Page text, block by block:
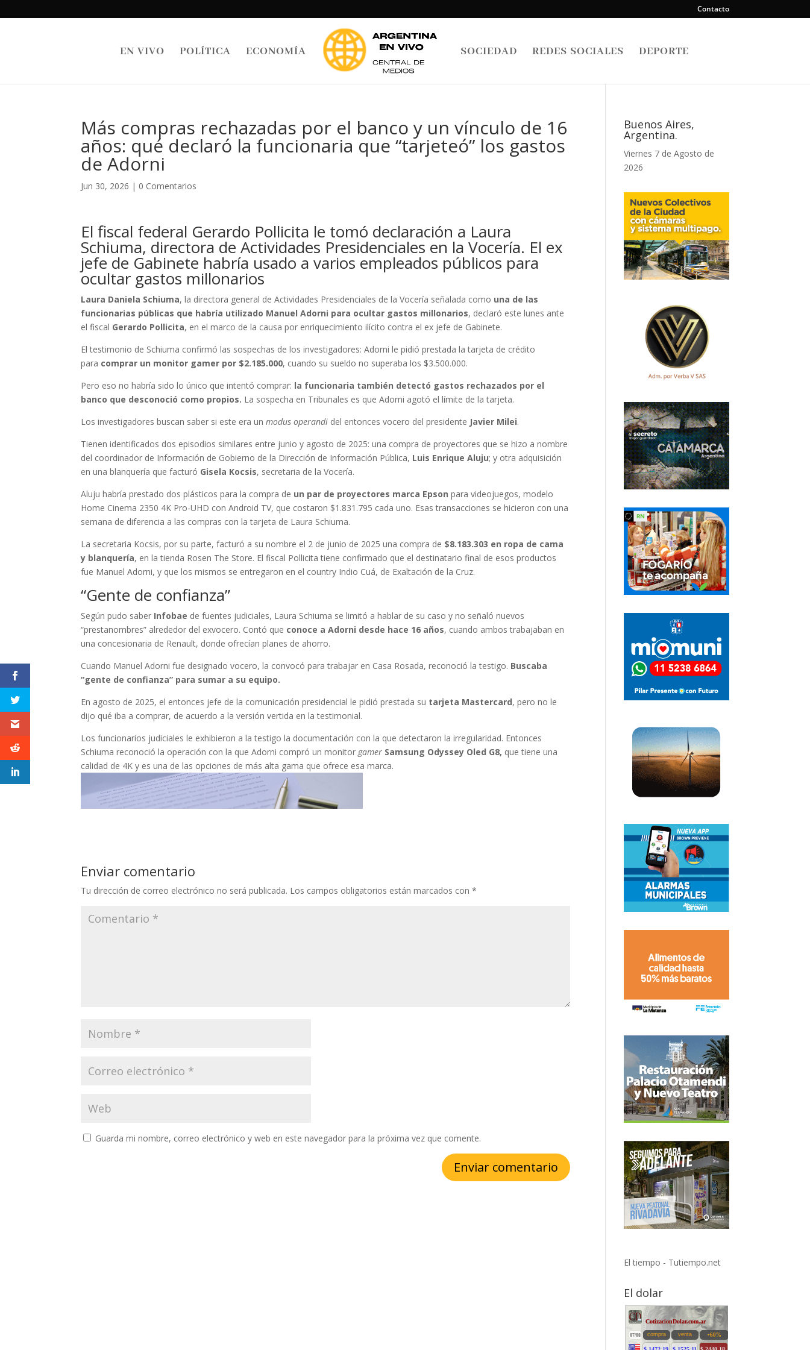
Contacto
EN VIVO POLÍTICA ECONOMÍA SOCIEDAD REDES SOCIALES DEPORTE
Más compras rechazadas por el banco y un vínculo de 16
años: qué declaró la funcionaria que “tarjeteó” los gastos
de Adorni
Jun 30, 2026 | 0 Comentarios
El fiscal federal Gerardo Pollicita le tomó declaración a Laura
Schiuma, directora de Actividades Presidenciales en la Vocería. El ex
jefe de Gabinete habría usado a varios empleados públicos para
ocultar gastos millonarios
Laura Daniela Schiuma, la directora general de Actividades Presidenciales de la Vocería señalada como una de las
funcionarias públicas que habría utilizado Manuel Adorni para ocultar gastos millonarios, declaró este lunes ante
el fiscal Gerardo Pollicita, en el marco de la causa por enriquecimiento ilícito contra el ex jefe de Gabinete.
El testimonio de Schiuma confirmó las sospechas de los investigadores: Adorni le pidió prestada la tarjeta de crédito
para comprar un monitor gamer por $2.185.000, cuando su sueldo no superaba los $3.500.000.
Pero eso no habría sido lo único que intentó comprar: la funcionaria también detectó gastos rechazados por el
banco que desconoció como propios. La sospecha en Tribunales es que Adorni agotó el límite de la tarjeta.
Los investigadores buscan saber si este era unmodus operandi del entonces vocero del presidente Javier Milei.
Tienen identificados dos episodios similares entre junio y agosto de 2025: una compra de proyectores que se hizo a nombre
del coordinador de Información de Gobierno de la Dirección de Información Pública, Luis Enrique Aluju; y otra adquisición
en una blanquería que facturó Gisela Kocsis, secretaria de la Vocería.
Aluju habría prestado dos plásticos para la compra de un par de proyectores marca Epsonpara videojuegos, modelo
Home Cinema 2350 4K Pro-UHD con Android TV, que costaron $1.831.795 cada uno. Esas transacciones se hicieron con una
semana de diferencia a las compras con la tarjeta de Laura Schiuma.
La secretaria Kocsis, por su parte, facturó a su nombre el 2 de junio de 2025 una compra de $8.183.303 en ropa de cama
y blanquería, en la tienda Rosen The Store. El fiscal Pollicita tiene confirmado que el destinatario final de esos productos
fue Manuel Adorni, y que los mismos se entregaron en el country Indio Cuá, de Exaltación de la Cruz.
“Gente de confianza”
Según pudo saber Infobae de fuentes judiciales, Laura Schiuma se limitó a hablar de su caso y no señaló nuevos
“prestanombres” alrededor del exvocero. Contó que conoce a Adorni desde hace 16 años, cuando ambos trabajaban en
una concesionaria de Renault, donde ofrecían planes de ahorro.
Cuando Manuel Adorni fue designado vocero, la convocó para trabajar en Casa Rosada, reconoció la testigo. Buscaba
“gente de confianza” para sumar a su equipo.
En agosto de 2025, el entonces jefe de la comunicación presidencial le pidió prestada su tarjeta Mastercard, pero no le
dijo qué iba a comprar, de acuerdo a la versión vertida en la testimonial.
Los funcionarios judiciales le exhibieron a la testigo la documentación con la que detectaron la irregularidad. Entonces
Schiuma reconoció la operación con la que Adorni compró un monitorgamer Samsung Odyssey Oled G8, que tiene una
calidad de 4K y es una de las opciones de más alta gama que ofrece esa marca.
Enviar comentario
Tu dirección de correo electrónico no será publicada. Los campos obligatorios están marcados con*
Guarda mi nombre, correo electrónico y web en este navegador para la próxima vez que comente.
Buenos Aires,
Argentina.
Viernes 7 de Agosto de
2026
El tiempo - Tutiempo.net
El dolar